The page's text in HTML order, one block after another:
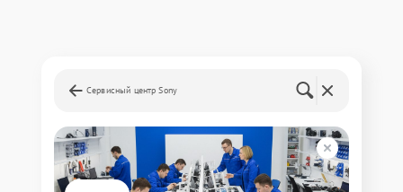
Сервисный центр Sony